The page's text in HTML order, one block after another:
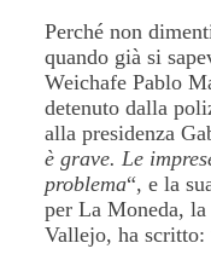
Perché non
quando già si
Weichafe Pablo
detenuto dalla
alla presidenza
è grave. Le
problema“, e la
per La Moneda,
Vallejo, ha scritto: